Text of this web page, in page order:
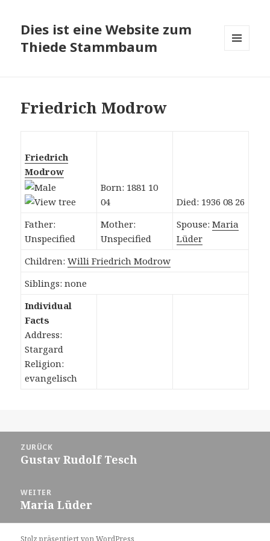
Dies ist eine Website zum
Thiede Stammbaum
Friedrich Modrow
Friedrich
Modrow
Born: 1881 10
04
Died: 1936 08 26
Father:
Unspecified
Mother:
Unspecified
Spouse:Maria
Lüder
Children:Willi Friedrich Modrow
Siblings: none
Individual
Facts
Address:
Stargard
Religion:
evangelisch
ZURÜCK
Vorheriger
Gustav Rudolf Tesch
WEITER
Nächster
Maria Lüder
Stolz präsentiert von WordPress